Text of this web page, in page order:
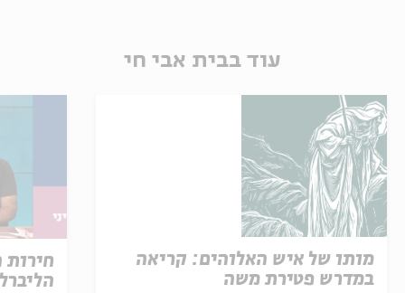
עוד בבית אבי חי
מותו של איש האלוהים: קריאה
במדרש פטירת משה